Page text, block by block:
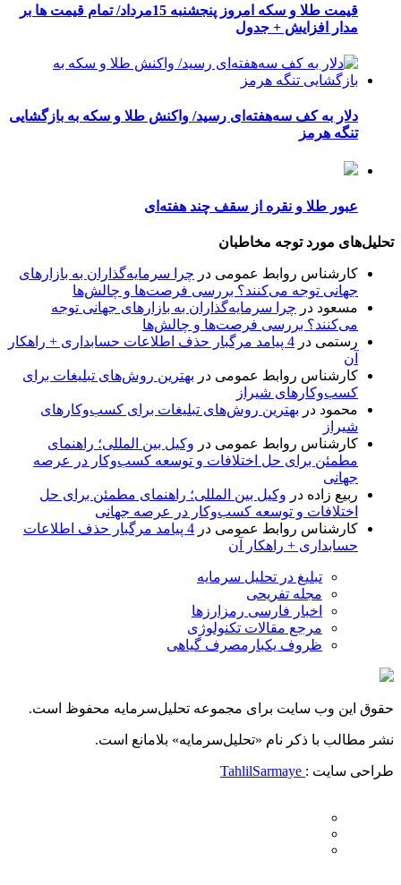
قیمت طلا و سکه امروز پنجشنبه 15مرداد/ تمام قیمت ها بر
مدار افزایش + جدول
دلار به کف سه‌هفته‌ای رسید/ واکنش طلا و سکه به بازگشایی
تنگه هرمز
عبور طلا و نقره از سقف چند هفته‌ای
تحلیل‌های مورد توجه مخاطبان
کارشناس روابط عمومی در چرا سرمایه‌گذاران به بازارهای
جهانی توجه می‌کنند؟ بررسی فرصت‌ها و چالش‌ها
مسعود در چرا سرمایه‌گذاران به بازارهای جهانی توجه
می‌کنند؟ بررسی فرصت‌ها و چالش‌ها
رستمی در
4 پیامد مرگبار حذف اطلاعات حسابداری + راهکار
آن
کارشناس روابط عمومی در بهترین روش‌های تبلیغات برای
کسب‌وکارهای شیراز
محمود در بهترین روش‌های تبلیغات برای کسب‌وکارهای
شیراز
کارشناس روابط عمومی در وکیل بین المللی؛ راهنمای
مطمئن برای حل اختلافات و توسعه کسب‌وکار در عرصه
جهانی
ربیع زاده در وکیل بین المللی؛ راهنمای مطمئن برای حل
اختلافات و توسعه کسب‌وکار در عرصه جهانی
کارشناس روابط عمومی در
4 پیامد مرگبار حذف اطلاعات
حسابداری + راهکار آن
تبلیغ در تحلیل سرمایه
مجله تفریحی
اخبار فارسی رمزارزها
مرجع مقالات تکنولوژی
ظروف یکبارمصرف گیاهی
حقوق این وب سایت برای مجموعه تحلیل‌سرمایه محفوظ است.
نشر مطالب با ذکر نام «تحلیل‌سرمایه» بلامانع است.
طراحی سایت :